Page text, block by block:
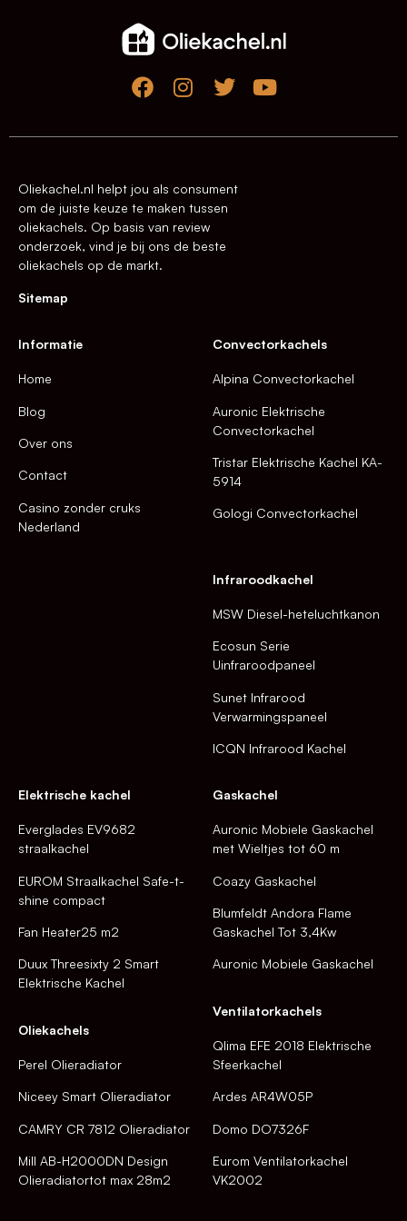
Oliekachel.nl helpt jou als consument
om de juiste keuze te maken tussen
oliekachels. Op basis van review
onderzoek, vind je bij ons de beste
oliekachels op de markt.
Sitemap
Informatie
Home
Blog
Over ons
Contact
Casino zonder cruks
Nederland
Convectorkachels
Alpina Convectorkachel
Auronic Elektrische
Convectorkachel
Tristar Elektrische Kachel KA-
5914
Gologi Convectorkachel
Infraroodkachel
MSW Diesel-heteluchtkanon
Ecosun Serie
Uinfraroodpaneel
Sunet Infrarood
Verwarmingspaneel
ICQN Infrarood Kachel
Elektrische kachel
Everglades EV9682
straalkachel
EUROM Straalkachel Safe-t-
shine compact
Fan Heater25 m2
Duux Threesixty 2 Smart
Elektrische Kachel
Oliekachels
Perel Olieradiator
Niceey Smart Olieradiator
CAMRY CR 7812 Olieradiator
Mill AB-H2000DN Design
Olieradiatortot max 28m2
Gaskachel
Auronic Mobiele Gaskachel
met Wieltjes tot 60 m
Coazy Gaskachel
Blumfeldt Andora Flame
Gaskachel Tot 3,4Kw
Auronic Mobiele Gaskachel
Ventilatorkachels
Qlima EFE 2018 Elektrische
Sfeerkachel
Ardes AR4W05P
Domo DO7326F
Eurom Ventilatorkachel
VK2002